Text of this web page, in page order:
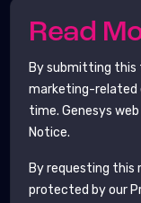
Read
By submitting
marketing-related
time.Genesys
Notice.
By requesting this
protected by our